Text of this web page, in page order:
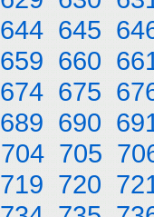
644 645
659 660
674 675
689 690
704 705
719 720